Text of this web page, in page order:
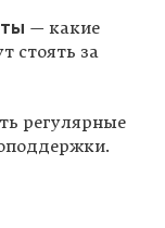
— какие
стоять за
регулярные